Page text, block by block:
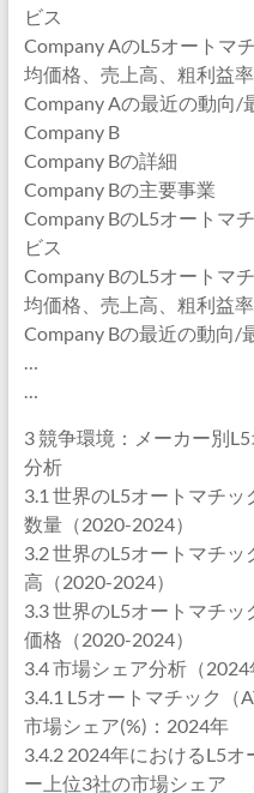
ビス
Company AのL5オートマ
均価格、売上高、粗利益
Company Aの最近の動向/
Company B
Company Bの詳細
Company Bの主要事業
Company BのL5オートマ
ビス
Company BのL5オートマ
均価格、売上高、粗利益
Company Bの最近の動向/
…
…
3 競争環境：メーカー別
分析
3.1 世界のL5オートマチ
数量（2020-2024）
3.2 世界のL5オートマチ
高（2020-2024）
3.3 世界のL5オートマチ
価格（2020-2024）
3.4 市場シェア分析（2024
3.4.1 L5オートマチック（
市場シェア(%)：2024年
3.4.2 2024年におけるL5
ー上位3社の市場シェア